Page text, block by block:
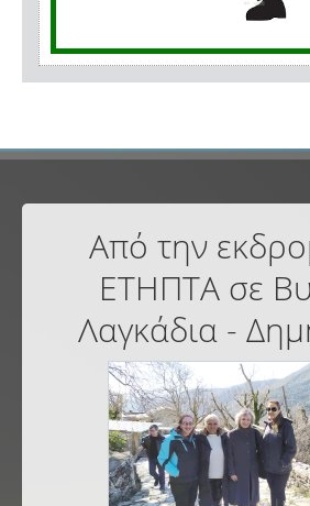
Από την
ΕΤΗΠΤΑ σε
Λαγκάδια -